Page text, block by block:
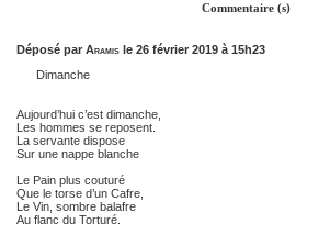
Commentaire (s)
Déposé par Aramis le 26 février 2019 à 15h23
Dimanche
Aujourd’hui c’est dimanche,
Les hommes se reposent.
La servante dispose
Sur une nappe blanche
Le Pain plus couturé
Que le torse d’un Cafre,
Le Vin, sombre balafre
Au flanc du Torturé.